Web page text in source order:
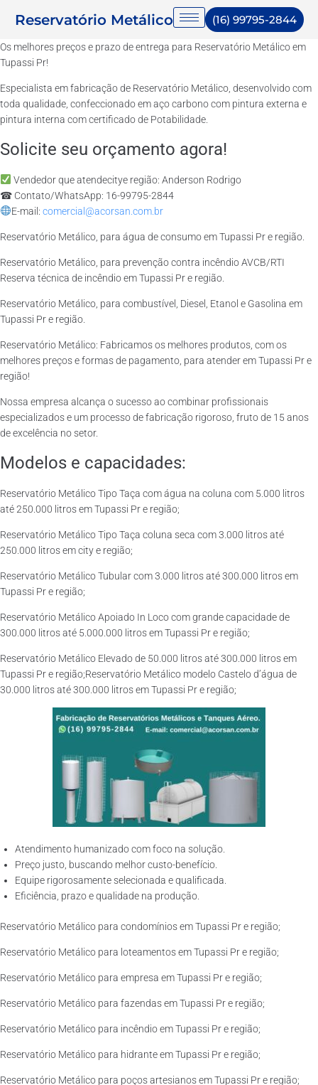
Reservatório Metálico (16) 99795-2844
Os melhores preços e prazo de entrega para Reservatório Metálico em
Tupassi Pr!
Especialista em fabricação de Reservatório Metálico, desenvolvido com
toda qualidade, confeccionado em aço carbono com pintura externa e
pintura interna com certificado de Potabilidade.
Solicite seu orçamento agora!
Vendedor que atendecitye região: Anderson Rodrigo
☎ Contato/WhatsApp: 16-99795-2844
E-mail: comercial@acorsan.com.br
Reservatório Metálico, para água de consumo em Tupassi Pr e região.
Reservatório Metálico, para prevenção contra incêndio AVCB/RTI
Reserva técnica de incêndio em Tupassi Pr e região.
Reservatório Metálico, para combustível, Diesel, Etanol e Gasolina em
Tupassi Pr e região.
Reservatório Metálico: Fabricamos os melhores produtos, com os
melhores preços e formas de pagamento, para atender em Tupassi Pr e
região!
Nossa empresa alcança o sucesso ao combinar profissionais
especializados e um processo de fabricação rigoroso, fruto de 15 anos
de excelência no setor.
Modelos e capacidades:
Reservatório Metálico Tipo Taça com água na coluna com 5.000 litros
até 250.000 litros em Tupassi Pr e região;
Reservatório Metálico Tipo Taça coluna seca com 3.000 litros até
250.000 litros em city e região;
Reservatório Metálico Tubular com 3.000 litros até 300.000 litros em
Tupassi Pr e região;
Reservatório Metálico Apoiado In Loco com grande capacidade de
300.000 litros até 5.000.000 litros em Tupassi Pr e região;
Reservatório Metálico Elevado de 50.000 litros até 300.000 litros em
Tupassi Pr e região;Reservatório Metálico modelo Castelo d’água de
30.000 litros até 300.000 litros em Tupassi Pr e região;
Atendimento humanizado com foco na solução.
Preço justo, buscando melhor custo-benefício.
Equipe rigorosamente selecionada e qualificada.
Eficiência, prazo e qualidade na produção.
Reservatório Metálico para condomínios em Tupassi Pr e região;
Reservatório Metálico para loteamentos em Tupassi Pr e região;
Reservatório Metálico para empresa em Tupassi Pr e região;
Reservatório Metálico para fazendas em Tupassi Pr e região;
Reservatório Metálico para incêndio em Tupassi Pr e região;
Reservatório Metálico para hidrante em Tupassi Pr e região;
Reservatório Metálico para poços artesianos em Tupassi Pr e região;